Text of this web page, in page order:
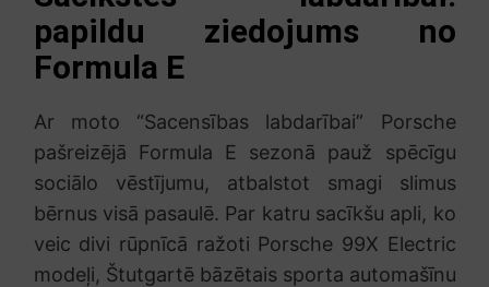
papildu ziedojums no
Formula E
Ar moto “Sacensības labdarībai” Porsche
pašreizējā Formula E sezonā pauž spēcīgu
sociālo vēstījumu, atbalstot smagi slimus
bērnus visā pasaulē. Par katru sacīkšu apli, ko
veic divi rūpnīcā ražoti Porsche 99X Electric
modeļi, Štutgartē bāzētais sporta automašīnu